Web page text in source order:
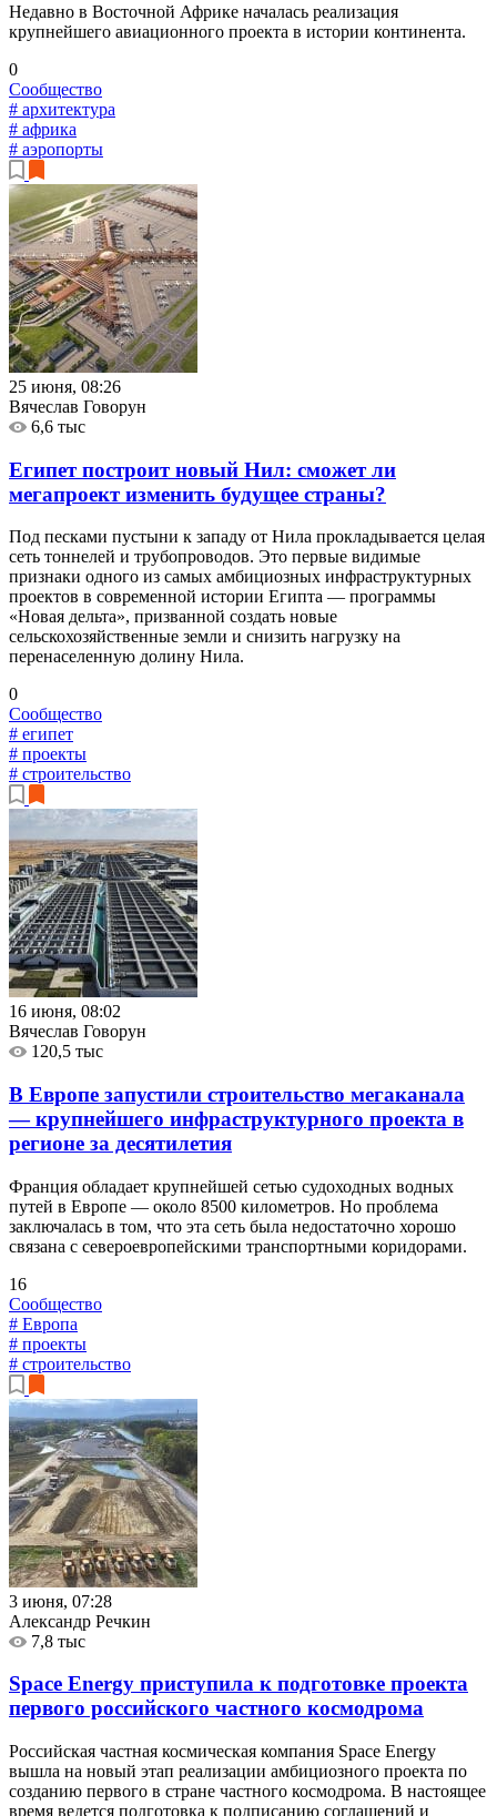
Недавно в Восточной Африке началась реализация
крупнейшего авиационного проекта в истории континента.
0
Сообщество
# архитектура
# африка
# аэропорты
25 июня, 08:26
Вячеслав Говорун
6,6 тыс
Египет построит новый Нил: сможет ли
мегапроект изменить будущее страны?
Под песками пустыни к западу от Нила прокладывается целая
сеть тоннелей и трубопроводов. Это первые видимые
признаки одного из самых амбициозных инфраструктурных
проектов в современной истории Египта — программы
«Новая дельта», призванной создать новые
сельскохозяйственные земли и снизить нагрузку на
перенаселенную долину Нила.
0
Сообщество
# египет
# проекты
# строительство
16 июня, 08:02
Вячеслав Говорун
120,5 тыс
В Европе запустили строительство мегаканала
— крупнейшего инфраструктурного проекта в
регионе за десятилетия
Франция обладает крупнейшей сетью судоходных водных
путей в Европе — около 8500 километров. Но проблема
заключалась в том, что эта сеть была недостаточно хорошо
связана с североевропейскими транспортными коридорами.
16
Сообщество
# Европа
# проекты
# строительство
3 июня, 07:28
Александр Речкин
7,8 тыс
Space Energy приступила к подготовке проекта
первого российского частного космодрома
Российская частная космическая компания Space Energy
вышла на новый этап реализации амбициозного проекта по
созданию первого в стране частного космодрома. В настоящее
время ведется подготовка к подписанию соглашений и